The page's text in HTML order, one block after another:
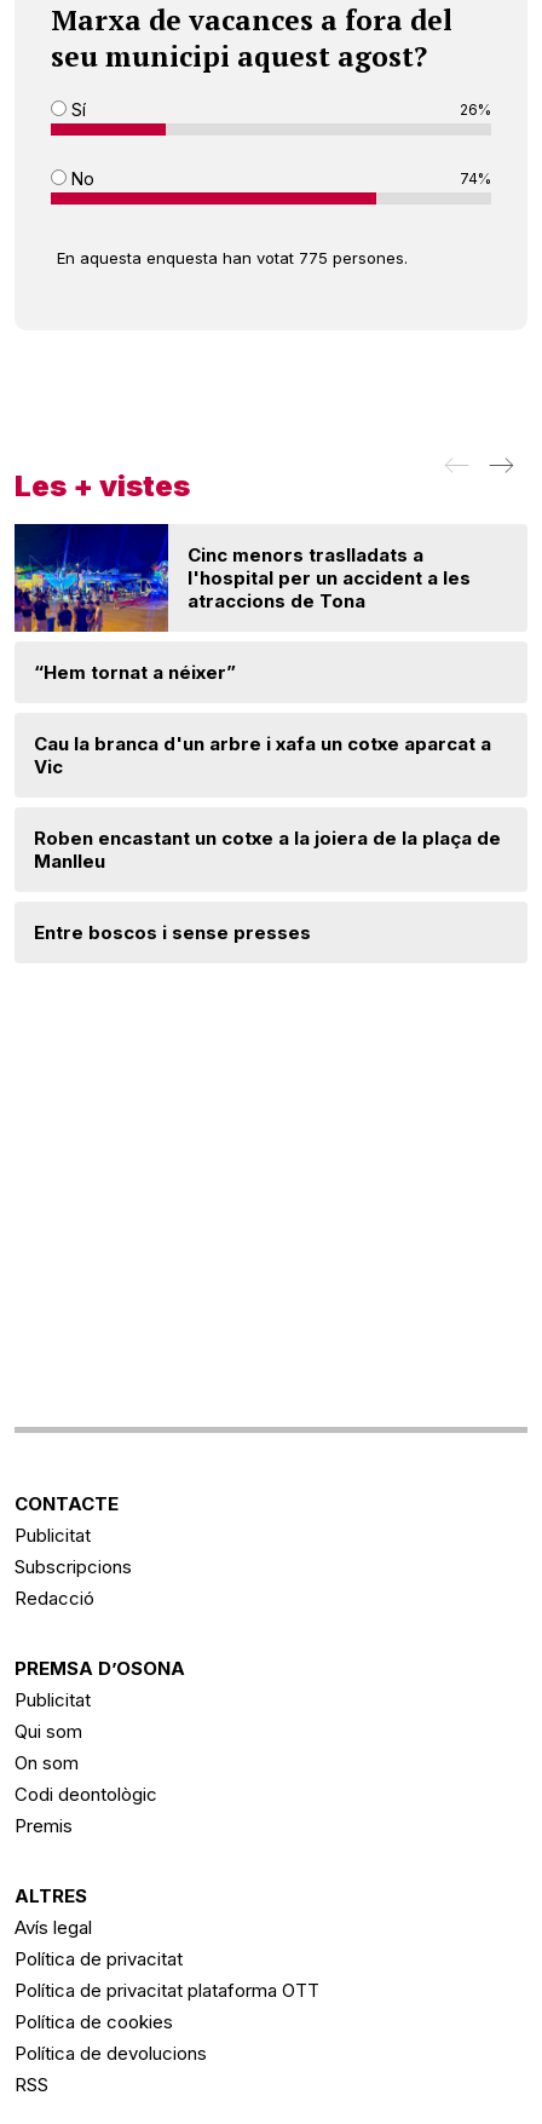
Marxa de vacances a fora del
seu municipi aquest agost?
Sí 26%
No 74%
En aquesta enquesta han votat 775 persones.
Les + vistes
Cinc menors traslladats a
l'hospital per un accident a les
atraccions de Tona
“Hem tornat a néixer”
Cau la branca d'un arbre i xafa un cotxe aparcat a
Vic
Roben encastant un cotxe a la joiera de la plaça de
Manlleu
Entre boscos i sense presses
CONTACTE
Publicitat
Subscripcions
Redacció
PREMSA D’OSONA
Publicitat
Qui som
On som
Codi deontològic
Premis
ALTRES
Avís legal
Política de privacitat
Política de privacitat plataforma OTT
Política de cookies
Política de devolucions
RSS